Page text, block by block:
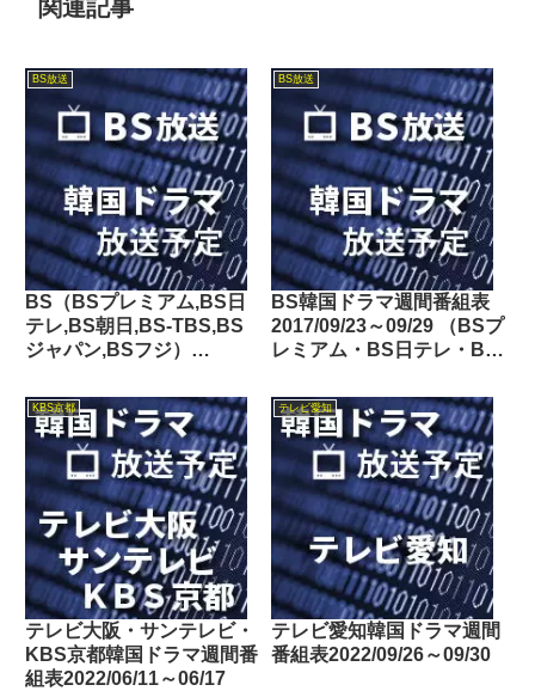
関連記事
BS放送
BS（BSプレミアム,BS日
テレ,BS朝日,BS-TBS,BS
ジャパン,BSフジ）
ドラマ放送予定
BS放送
BS韓国ドラマ週間番組表
2017/09/23～09/29 （BSプ
レミアム・BS日テレ・BS
パン・BSフジ）
KBS京都
テレビ大阪・サンテレビ・
KBS京都韓国ドラマ週間番
組表2022/06/11～06/17
テレビ愛知
テレビ愛知韓国ドラマ週間
番組表2022/09/26～09/30